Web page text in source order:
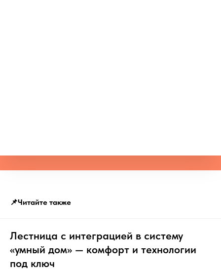
📌Читайте также
Лестница с интеграцией в систему
«умный дом» — комфорт и технологии
под ключ